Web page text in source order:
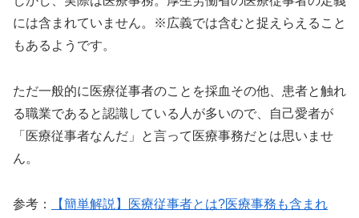
には含まれていません。※広義では含むと捉えらえること
もあるようです。
ただ一般的に医療従事者のことを採血その他、患者と触れ
る職業であると認識している人が多いので、自己愛者が
「医療従事者なんだ」と言って医療事務だとは思いませ
ん。
参考：
【簡単解説】医療従事者とは?医療事務も含まれ